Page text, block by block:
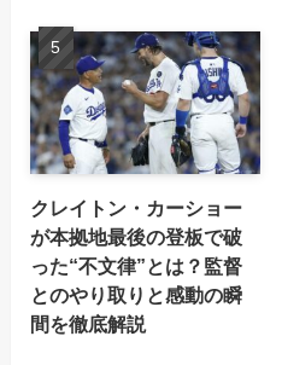
クレイトン・カーショー
が本拠地最後の登板で破
った“不文律”とは？監督
とのやり取りと感動の瞬
間を徹底解説